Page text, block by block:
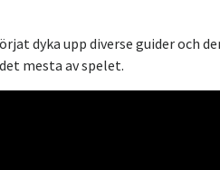
dyka upp diverse guider och
mesta av spelet.